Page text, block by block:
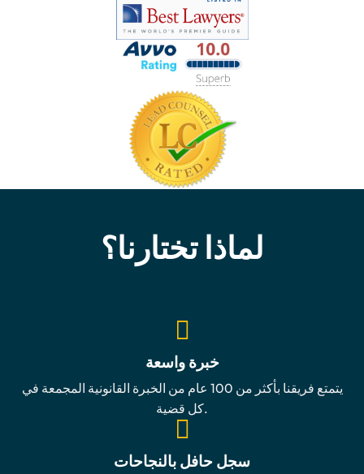
لماذا تختارنا؟
خبرة واسعة
يتمتع فريقنا بأكثر من 100 عام من الخبرة القانونية المجمعة في
كل قضية.
سجل حافل بالنجاحات